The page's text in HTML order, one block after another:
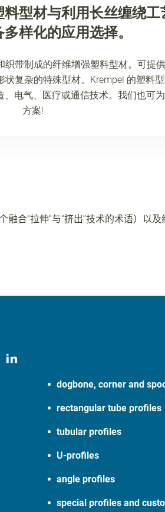
型材与利用长丝缠绕
样化的应用选择。
带制成的纤维增强塑料型材。可提
复杂的特殊型材。Krempel 的塑料
电气、医疗或通信技术。我们也可
方案!
融合“拉伸”与“挤出”技术的术语）以及
in
dogbone, corner and
rectangular tube profiles
tubular profiles
U-profiles
angle profiles
special profiles and